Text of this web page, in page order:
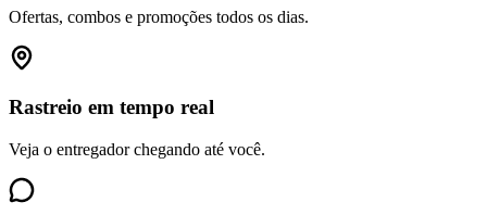
Ofertas, combos e promoções todos os dias.
Rastreio em tempo real
Veja o entregador chegando até você.